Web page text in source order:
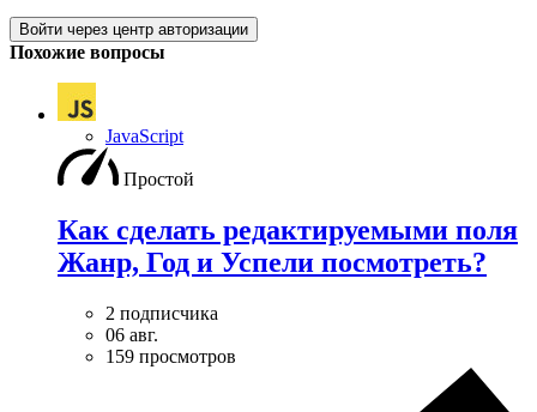
Войти через центр авторизации
Похожие вопросы
JavaScript
Простой
Как сделать редактируемыми поля
Жанр, Год и Успели посмотреть?
2 подписчика
06 авг.
159 просмотров